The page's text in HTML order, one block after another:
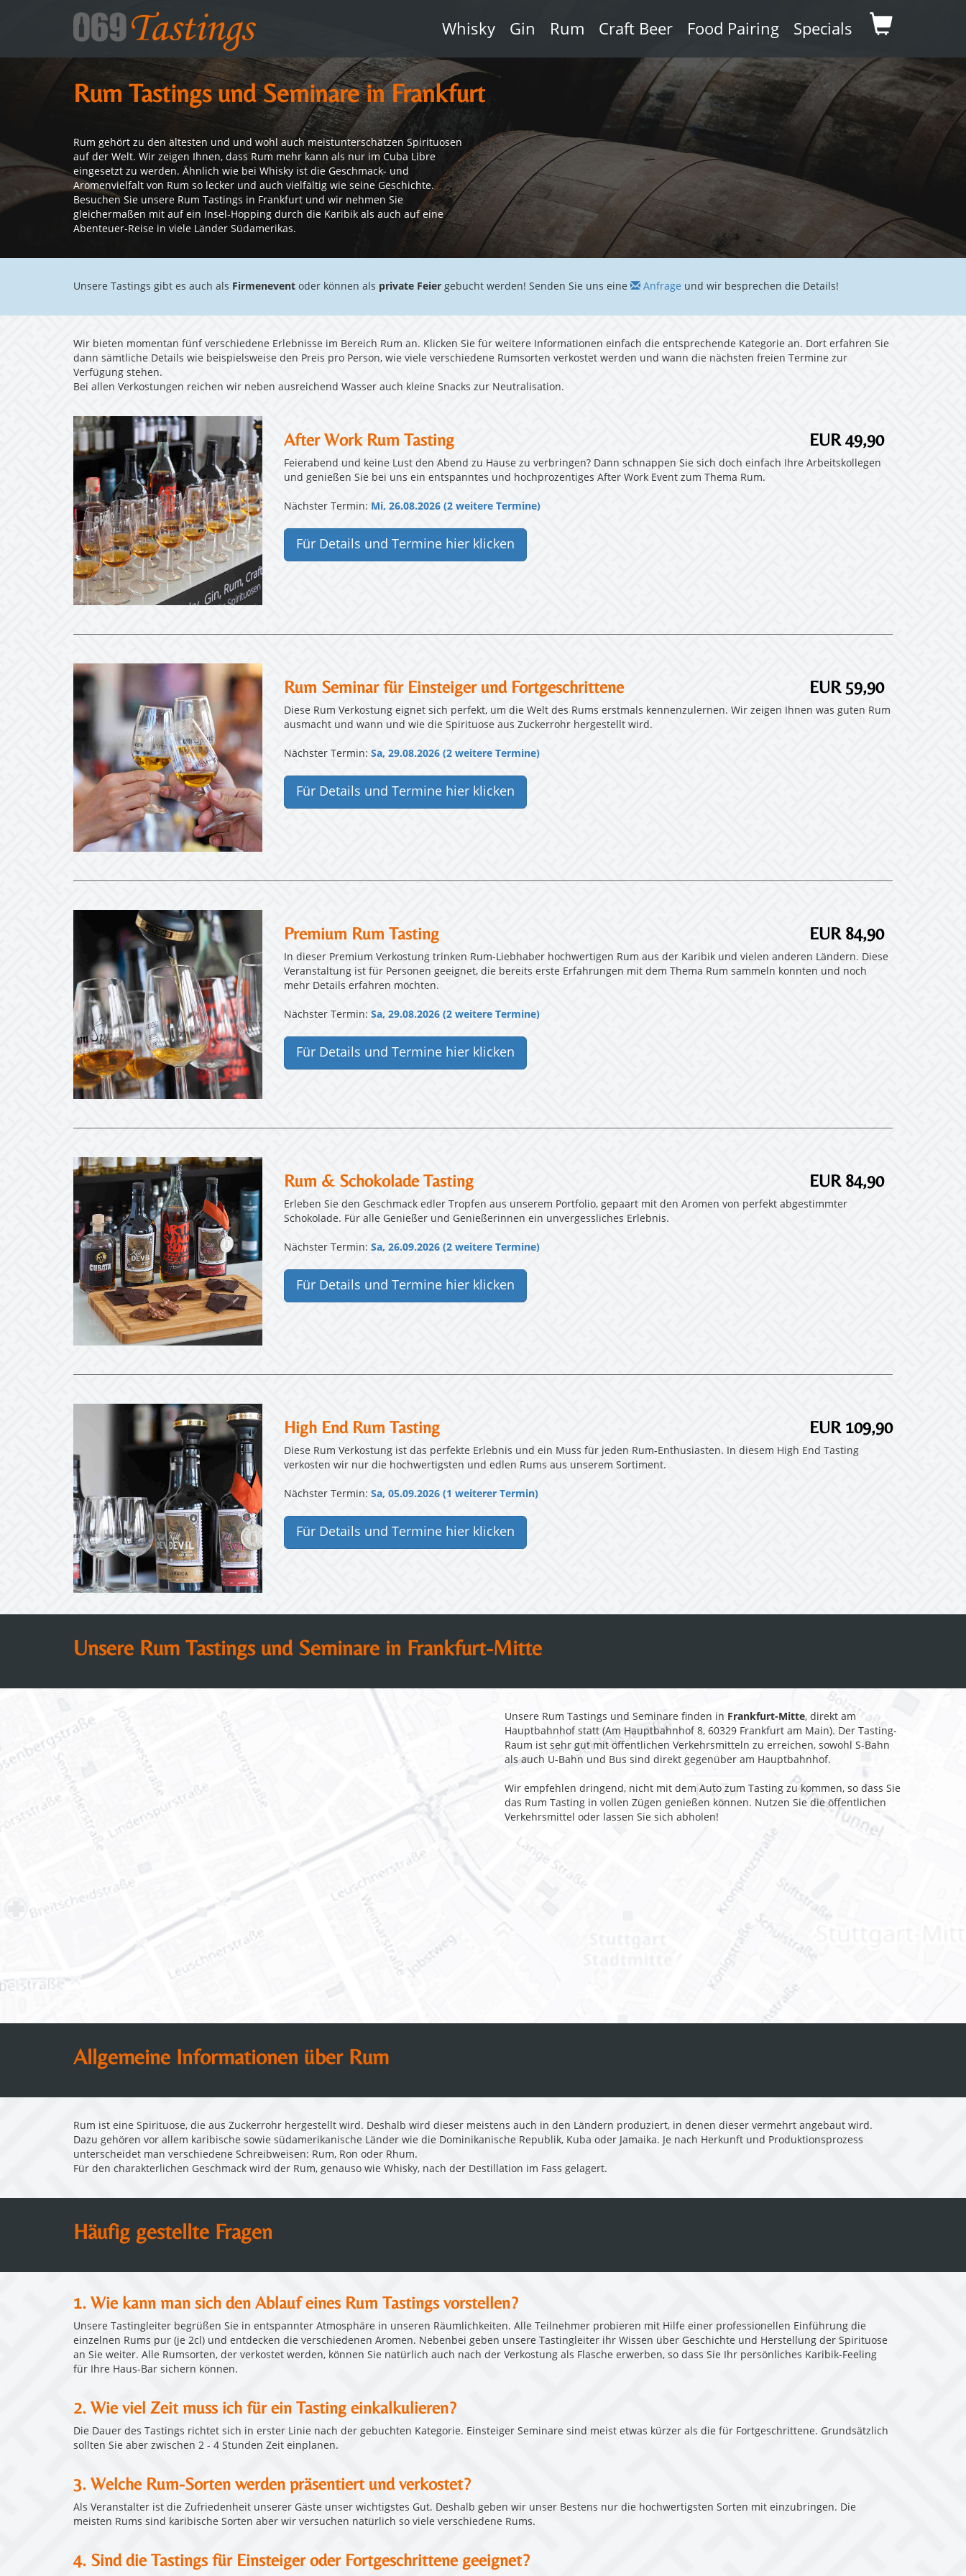
Whisky Gin Rum Craft Beer Food Pairing Specials
Rum Tastings und Seminare in Frankfurt
Rum gehört zu den ältesten und und wohl auch meistunterschätzen Spirituosen
auf der Welt. Wir zeigen Ihnen, dass Rum mehr kann als nur im Cuba Libre
eingesetzt zu werden. Ähnlich wie bei Whisky ist die Geschmack- und
Aromenvielfalt von Rum so lecker und auch vielfältig wie seine Geschichte.
Besuchen Sie unsere Rum Tastings in Frankfurt und wir nehmen Sie
gleichermaßen mit auf ein Insel-Hopping durch die Karibik als auch auf eine
Abenteuer-Reise in viele Länder Südamerikas.
Unsere Tastings gibt es auch als Firmenevent oder können als private Feier gebucht werden! Senden Sie uns eine Anfrage und wir besprechen die Details!
Wir bieten momentan fünf verschiedene Erlebnisse im Bereich Rum an. Klicken Sie für weitere Informationen einfach die entsprechende Kategorie an. Dort erfahren Sie
dann sämtliche Details wie beispielsweise den Preis pro Person, wie viele verschiedene Rumsorten verkostet werden und wann die nächsten freien Termine zur
Verfügung stehen.
Bei allen Verkostungen reichen wir neben ausreichend Wasser auch kleine Snacks zur Neutralisation.
After Work Rum Tasting EUR 49,90
Feierabend und keine Lust den Abend zu Hause zu verbringen? Dann schnappen Sie sich doch einfach Ihre Arbeitskollegen
und genießen Sie bei uns ein entspanntes und hochprozentiges After Work Event zum Thema Rum.
Nächster Termin: Mi, 26.08.2026 (2 weitere Termine)
Für Details und Termine hier klicken
Rum Seminar für Einsteiger und Fortgeschrittene EUR 59,90
Diese Rum Verkostung eignet sich perfekt, um die Welt des Rums erstmals kennenzulernen. Wir zeigen Ihnen was guten Rum
ausmacht und wann und wie die Spirituose aus Zuckerrohr hergestellt wird.
Nächster Termin: Sa, 29.08.2026 (2 weitere Termine)
Für Details und Termine hier klicken
Premium Rum Tasting EUR 84,90
In dieser Premium Verkostung trinken Rum-Liebhaber hochwertigen Rum aus der Karibik und vielen anderen Ländern. Diese
Veranstaltung ist für Personen geeignet, die bereits erste Erfahrungen mit dem Thema Rum sammeln konnten und noch
mehr Details erfahren möchten.
Nächster Termin: Sa, 29.08.2026 (2 weitere Termine)
Für Details und Termine hier klicken
Rum & Schokolade Tasting EUR 84,90
Erleben Sie den Geschmack edler Tropfen aus unserem Portfolio, gepaart mit den Aromen von perfekt abgestimmter
Schokolade. Für alle Genießer und Genießerinnen ein unvergessliches Erlebnis.
Nächster Termin: Sa, 26.09.2026 (2 weitere Termine)
Für Details und Termine hier klicken
High End Rum Tasting EUR 109,90
Diese Rum Verkostung ist das perfekte Erlebnis und ein Muss für jeden Rum-Enthusiasten. In diesem High End Tasting
verkosten wir nur die hochwertigsten und edlen Rums aus unserem Sortiment.
Nächster Termin: Sa, 05.09.2026 (1 weiterer Termin)
Für Details und Termine hier klicken
Unsere Rum Tastings und Seminare in Frankfurt-Mitte
Unsere Rum Tastings und Seminare finden in Frankfurt-Mitte, direkt am
Hauptbahnhof statt (Am Hauptbahnhof 8, 60329 Frankfurt am Main). Der Tasting-
Raum ist sehr gut mit öffentlichen Verkehrsmitteln zu erreichen, sowohl S-Bahn
als auch U-Bahn und Bus sind direkt gegenüber am Hauptbahnhof.
Wir empfehlen dringend, nicht mit dem Auto zum Tasting zu kommen, so dass Sie
das Rum Tasting in vollen Zügen genießen können. Nutzen Sie die öffentlichen
Verkehrsmittel oder lassen Sie sich abholen!
Allgemeine Informationen über Rum
Rum ist eine Spirituose, die aus Zuckerrohr hergestellt wird. Deshalb wird dieser meistens auch in den Ländern produziert, in denen dieser vermehrt angebaut wird.
Dazu gehören vor allem karibische sowie südamerikanische Länder wie die Dominikanische Republik, Kuba oder Jamaika. Je nach Herkunft und Produktionsprozess
unterscheidet man verschiedene Schreibweisen: Rum, Ron oder Rhum.
Für den charakterlichen Geschmack wird der Rum, genauso wie Whisky, nach der Destillation im Fass gelagert.
Häufig gestellte Fragen
1. Wie kann man sich den Ablauf eines Rum Tastings vorstellen?
Unsere Tastingleiter begrüßen Sie in entspannter Atmosphäre in unseren Räumlichkeiten. Alle Teilnehmer probieren mit Hilfe einer professionellen Einführung die
einzelnen Rums pur (je 2cl) und entdecken die verschiedenen Aromen. Nebenbei geben unsere Tastingleiter ihr Wissen über Geschichte und Herstellung der Spirituose
an Sie weiter. Alle Rumsorten, der verkostet werden, können Sie natürlich auch nach der Verkostung als Flasche erwerben, so dass Sie Ihr persönliches Karibik-Feeling
für Ihre Haus-Bar sichern können.
2. Wie viel Zeit muss ich für ein Tasting einkalkulieren?
Die Dauer des Tastings richtet sich in erster Linie nach der gebuchten Kategorie. Einsteiger Seminare sind meist etwas kürzer als die für Fortgeschrittene. Grundsätzlich
sollten Sie aber zwischen 2 - 4 Stunden Zeit einplanen.
3. Welche Rum-Sorten werden präsentiert und verkostet?
Als Veranstalter ist die Zufriedenheit unserer Gäste unser wichtigstes Gut. Deshalb geben wir unser Bestens nur die hochwertigsten Sorten mit einzubringen. Die
meisten Rums sind karibische Sorten aber wir versuchen natürlich so viele verschiedene Rums.
4. Sind die Tastings für Einsteiger oder Fortgeschrittene geeignet?